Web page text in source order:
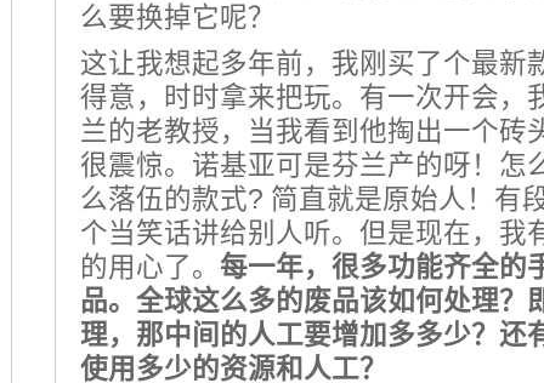
么要换掉它呢？
这让我想起多年前，我刚买了个最新
得意，时时拿来把玩。有一次开会，
兰的老教授，当我看到他掏出一个砖
很震惊。诺基亚可是芬兰产的呀！怎
么落伍的款式? 简直就是原始人！有
个当笑话讲给别人听。但是现在，我
的用心了。 每一年，很多功能齐全的
品。全球这么多的废品该如何处理？
理，那中间的人工要增加多多少？还
使用多少的资源和人工？